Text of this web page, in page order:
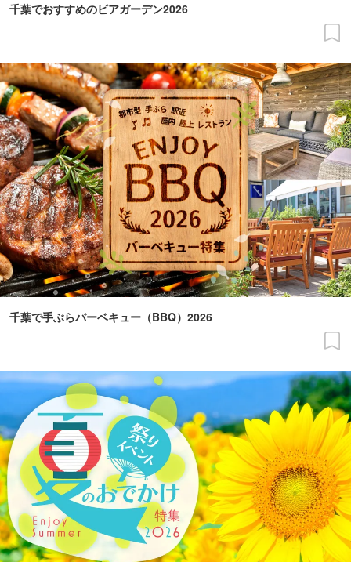
千葉でおすすめのビアガーデン2026
千葉で手ぶらバーベキュー（BBQ）2026